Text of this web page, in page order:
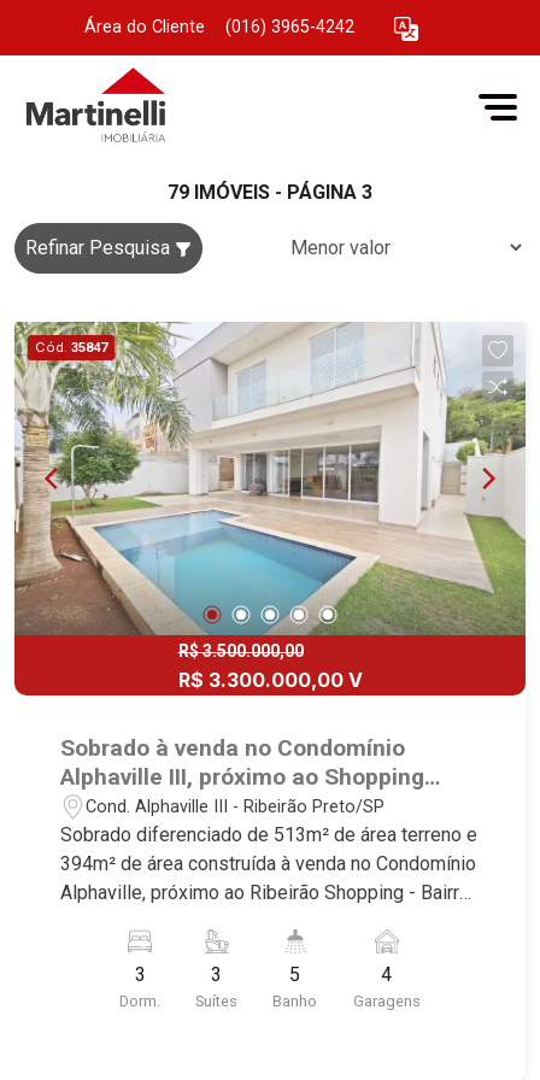
Área do Cliente (016) 3965-4242
79 IMÓVEIS - PÁGINA 3
Refinar Pesquisa
Cód. 35847
R$ 3.500.000,00
R$ 3.300.000,00 V
Sobrado à venda no Condomínio
Alphaville III, próximo ao Shopping
Iguatemi - Ribeirão Preto/SP.
Cond. Alphaville III - Ribeirão Preto/SP
Sobrado diferenciado de 513m² de área terreno e
394m² de área construída à venda no Condomínio
Alphaville, próximo ao Ribeirão Shopping - Bairro
características deste imóvel que a Martinelli
Imobiliária selecionou para você: - 513m² de área
terreno e 394m² de área construída - 3 suítes
3
Dorm.
3
Suítes
5
Banho
4
Garagens